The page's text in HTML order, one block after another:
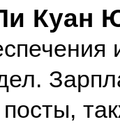
Куан